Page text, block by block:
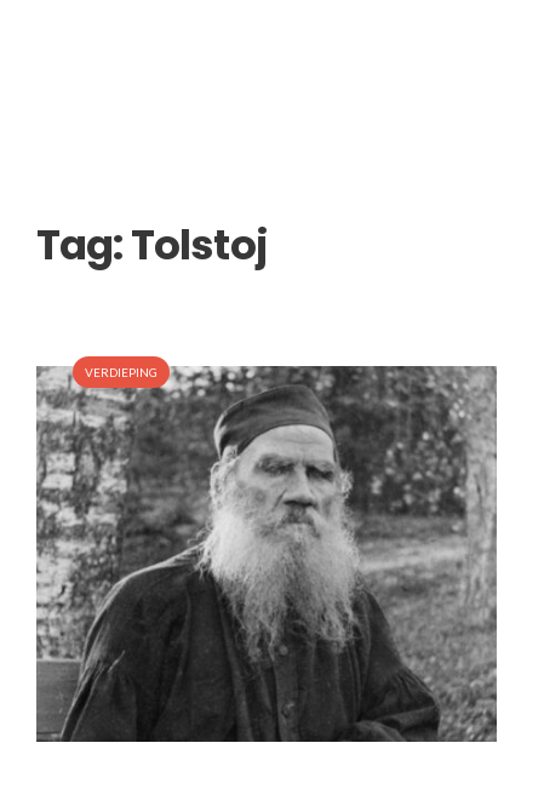
Tag:Tolstoj
VERDIEPING